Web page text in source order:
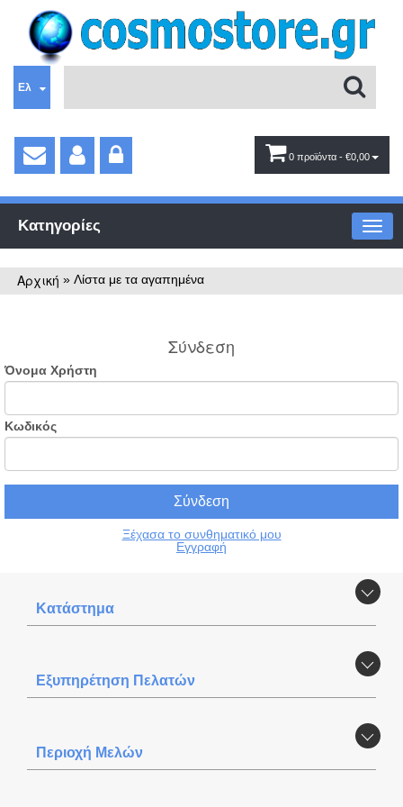
Ελ
0 προϊόντα - €0,00
Κατηγορίες
Αρχική » Λίστα με τα αγαπημένα
Σύνδεση
Όνομα Χρήστη
Κωδικός
Ξέχασα το συνθηματικό μου
Εγγραφή
Κατάστημα
Εξυπηρέτηση Πελατών
Περιοχή Mελών